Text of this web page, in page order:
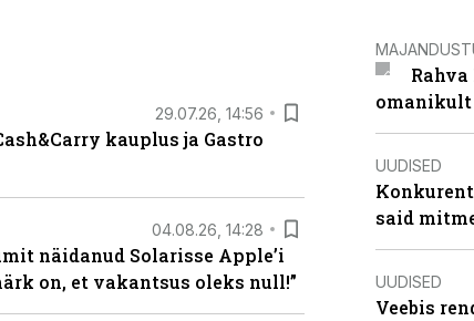
29.07.26, 14:56
kauplus ja Gastro
04.08.26, 14:28
näidanud Solarisse Apple’i
on, et vakantsus oleks null!”
omanikult
UUDISED
said
UUDISED
Veebis